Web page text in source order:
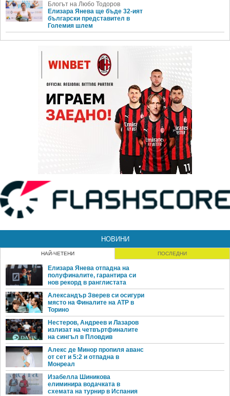
Блогът на Любо Тодоров
Елизара Янева ще бъде 32-ият
български представител в
Големия шлем
НОВИНИ
НАЙ-ЧЕТЕНИ ПОСЛЕДНИ
Елизара Янева отпадна на
полуфиналите, гарантира си
нов рекорд в ранглистата
Александър Зверев си осигури
място на Финалите на ATP в
Торино
Нестеров, Андреев и Лазаров
излизат на четвъртфиналите
на сингъл в Пловдив
Алекс де Минор пропиля аванс
от сет и 5:2 и отпадна в
Монреал
Изабелла Шиникова
елиминира водачката в
схемата на турнир в Испания